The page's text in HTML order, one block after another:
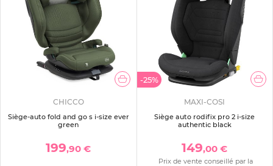
CHICCO
Siège-auto fold and go s i-size ever
green
199,90 €
-25%
MAXI-COSI
Siège auto rodifix pro 2 i-size
authentic black
149,00 €
Prix de vente conseillé par la